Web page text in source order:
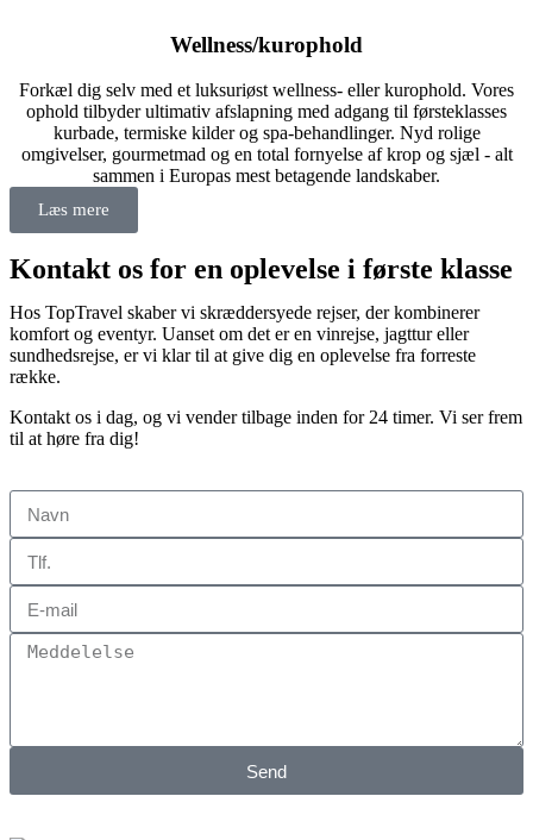
Wellness/kurophold
Forkæl dig selv med et luksuriøst wellness- eller kurophold. Vores
ophold tilbyder ultimativ afslapning med adgang til førsteklasses
kurbade, termiske kilder og spa-behandlinger. Nyd rolige
omgivelser, gourmetmad og en total fornyelse af krop og sjæl - alt
sammen i Europas mest betagende landskaber.
Læs mere
Kontakt os for en oplevelse i første klasse
Hos TopTravel skaber vi skræddersyede rejser, der kombinerer
komfort og eventyr. Uanset om det er en vinrejse, jagttur eller
sundhedsrejse, er vi klar til at give dig en oplevelse fra forreste
række.
Kontakt os i dag, og vi vender tilbage inden for 24 timer. Vi ser frem
til at høre fra dig!
Send